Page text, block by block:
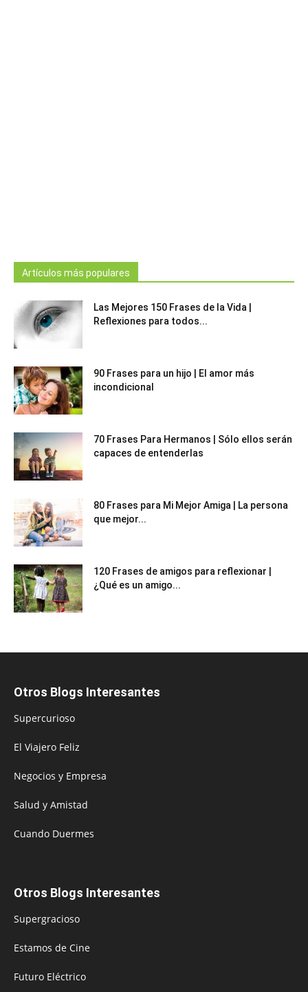
Artículos más populares
Las Mejores 150 Frases de la Vida |
Reflexiones para todos...
90 Frases para un hijo | El amor más
incondicional
70 Frases Para Hermanos | Sólo ellos serán
capaces de entenderlas
80 Frases para Mi Mejor Amiga | La persona
que mejor...
120 Frases de amigos para reflexionar |
¿Qué es un amigo...
Otros Blogs Interesantes
Supercurioso
El Viajero Feliz
Negocios y Empresa
Salud y Amistad
Cuando Duermes
Otros Blogs Interesantes
Supergracioso
Estamos de Cine
Futuro Eléctrico